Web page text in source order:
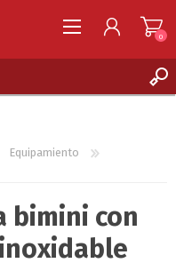
0
Equipamiento
bimini con